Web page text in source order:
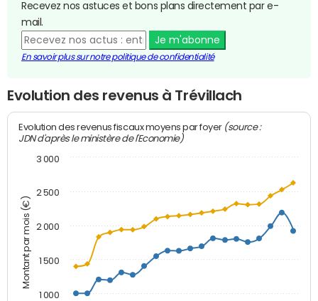
Recevez nos astuces et bons plans directement par e-
mail.
Je m'abonne
En savoir plus sur notre politique de confidentialité
Evolution des revenus à Trévillach
Montant par mois (€)
Evolution des revenus fiscaux moyens par foyer (source :
JDN d'après le ministère de l'Economie)
1 000
1 500
2 000
2 500
3 000